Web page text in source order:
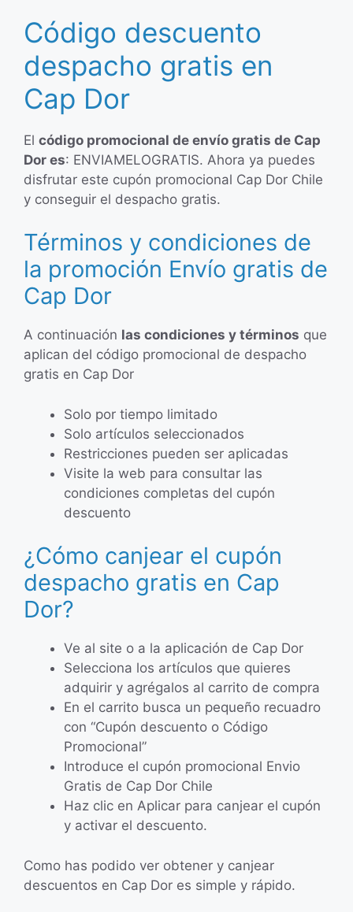
Código descuento
despacho gratis en
Cap Dor
El código promocional de envío gratis de Cap
Dor es: ENVIAMELOGRATIS. Ahora ya puedes
disfrutar este cupón promocional Cap Dor Chile
y conseguir el despacho gratis.
Términos y condiciones de
la promoción Envío gratis de
Cap Dor
A continuación las condiciones y términos que
aplican del código promocional de despacho
gratis en Cap Dor
Solo por tiempo limitado
Solo artículos seleccionados
Restricciones pueden ser aplicadas
Visite la web para consultar las
condiciones completas del cupón
descuento
¿Cómo canjear el cupón
despacho gratis en Cap
Dor?
Ve al site o a la aplicación de Cap Dor
Selecciona los artículos que quieres
adquirir y agrégalos al carrito de compra
En el carrito busca un pequeño recuadro
con “Cupón descuento o Código
Promocional”
Introduce el cupón promocional Envio
Gratis de Cap Dor Chile
Haz clic en Aplicar para canjear el cupón
y activar el descuento.
Como has podido ver obtener y canjear
descuentos en Cap Dor es simple y rápido.